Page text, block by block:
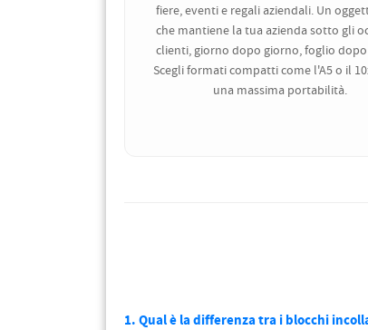
fiere, eventi e regali aziendali. Un
che mantiene la tua azienda sotto gli
clienti, giorno dopo giorno, foglio
Scegli formati compatti come l'A5 o il
una massima portabilità.
1. Qual è la differenza tra i blocchi